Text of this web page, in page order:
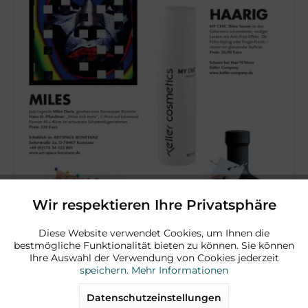
Funktionale Aktiv
Marketing Aktiv
Wir respektieren Ihre Privatsphäre
Diese Website verwendet Cookies, um Ihnen die
bestmögliche Funktionalität bieten zu können. Sie können
Ihre Auswahl der Verwendung von Cookies jederzeit
speichern. Mehr Informationen
Datenschutzeinstellungen